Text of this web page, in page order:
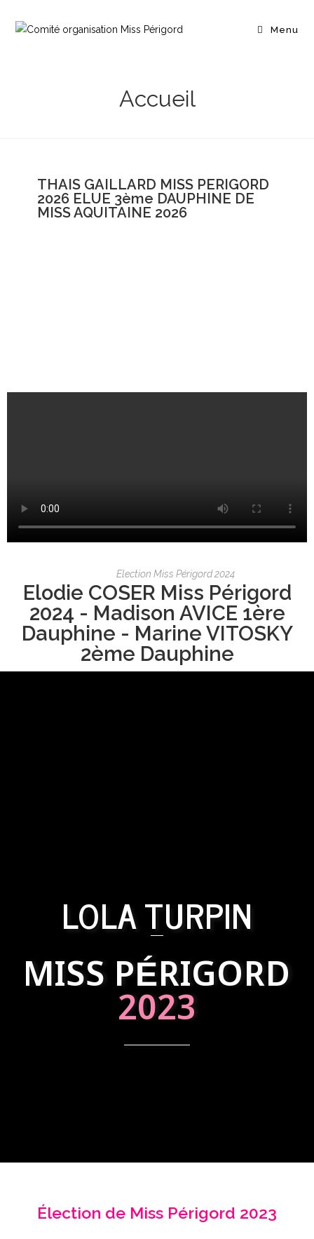
Menu
Accueil
THAIS GAILLARD MISS PERIGORD
2026 ELUE 3ème DAUPHINE DE
MISS AQUITAINE 2026
Election Miss Périgord 2024
Elodie COSER Miss Périgord
2024 - Madison AVICE 1ère
Dauphine - Marine VITOSKY
2ème Dauphine
LOLA TURPIN
MISS PÉRIGORD
2023
Élection de Miss Périgord 2023